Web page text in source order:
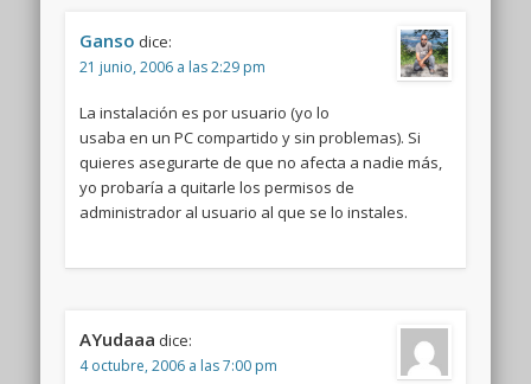
Ganso dice:
21 junio, 2006 a las 2:29 pm
La instalación es por usuario (yo lo
usaba en un PC compartido y sin problemas). Si
quieres asegurarte de que no afecta a nadie más,
yo probaría a quitarle los permisos de
administrador al usuario al que se lo instales.
AYudaaa dice:
4 octubre, 2006 a las 7:00 pm